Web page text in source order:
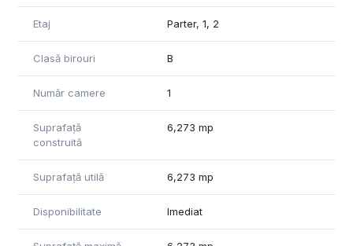
configurabile pentru diverse activități economice.
Cladirea din din prezentare are o suprfata totala de 6.273
mp si este formata din parter si 4 etaje.
Pentru mai multe detalii si vizionari, contactati agentul nostru.
Etaj Parter, 1, 2
Clasă birouri B
Număr camere 1
Suprafață
construită
6,273 mp
Suprafață utilă 6,273 mp
Disponibilitate Imediat